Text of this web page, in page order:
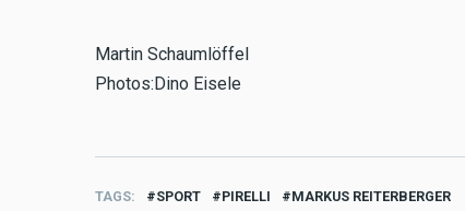
Martin Schaumlöffel
Photos:Dino Eisele
TAGS SPORT PIRELLI MARKUS REITERBERGER